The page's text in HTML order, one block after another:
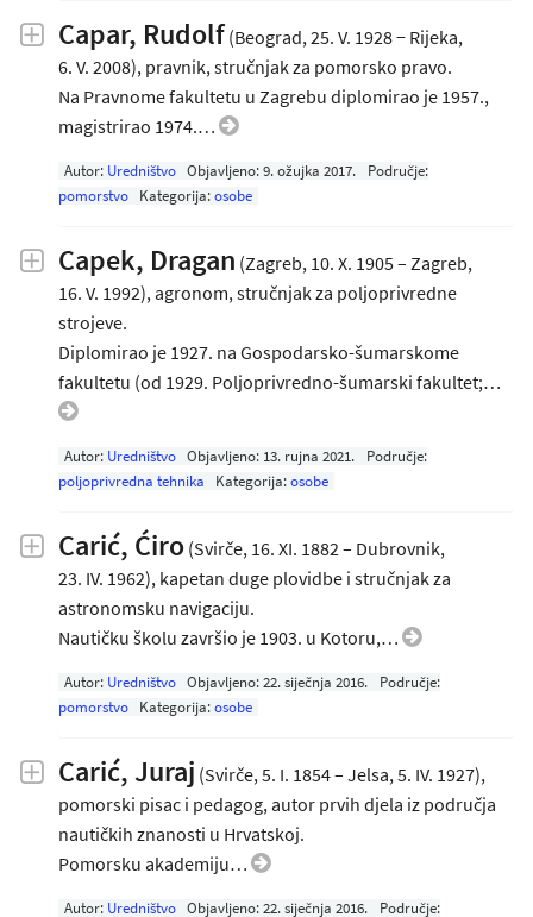
Capar, Rudolf (Beograd, 25. V. 1928 − Rijeka,
6. V. 2008), pravnik, stručnjak za pomorsko pravo.
Na Pravnome fakultetu u Zagrebu diplomirao je 1957.,
magistrirao 1974.…
Autor: Uredništvo Objavljeno:9. ožujka 2017.
Područje:
pomorstvo
Kategorija:osobe
Capek, Dragan (Zagreb, 10. X. 1905 – Zagreb,
16. V. 1992), agronom, stručnjak za poljoprivredne
strojeve.
Diplomirao je 1927. na Gospodarsko-šumarskome
fakultetu (od 1929. Poljoprivredno-šumarski fakultet;…
Autor: Uredništvo Objavljeno: 13. rujna 2021.
Područje:
poljoprivredna tehnika
Kategorija:osobe
Carić, Ćiro (Svirče, 16. XI. 1882 – Dubrovnik,
23. IV. 1962), kapetan duge plovidbe i stručnjak za
astronomsku navigaciju.
Nautičku školu završio je 1903. u Kotoru,…
Autor: Uredništvo Objavljeno:22. siječnja 2016.
Područje:
pomorstvo
Kategorija:osobe
Carić, Juraj (Svirče, 5. I. 1854 – Jelsa, 5. IV. 1927),
pomorski pisac i pedagog, autor prvih djela iz područja
nautičkih znanosti u Hrvatskoj.
Pomorsku akademiju…
Autor: Uredništvo Objavljeno:22. siječnja 2016.
Područje: